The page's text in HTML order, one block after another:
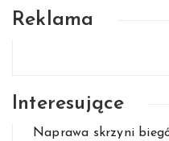
Reklama
Interesujące
Naprawa skrzyni